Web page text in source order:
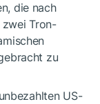
die nach
zwei Tron-
zu
US-